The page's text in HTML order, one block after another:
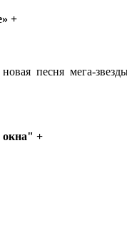
+
песня мега-
+